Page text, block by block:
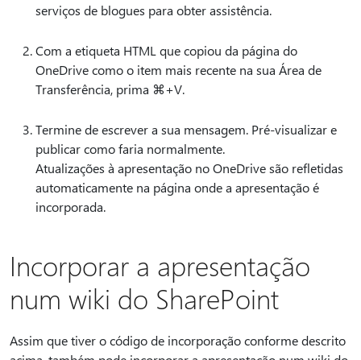
serviços de blogues para obter assistência.
Com a etiqueta HTML que copiou da página do
OneDrive como o item mais recente na sua Área de
Transferência, prima ⌘+V.
Termine de escrever a sua mensagem. Pré-visualizar e
publicar como faria normalmente.
Atualizações à apresentação no OneDrive são refletidas
automaticamente na página onde a apresentação é
incorporada.
Incorporar a apresentação
num wiki do SharePoint
Assim que tiver o código de incorporação conforme descrito